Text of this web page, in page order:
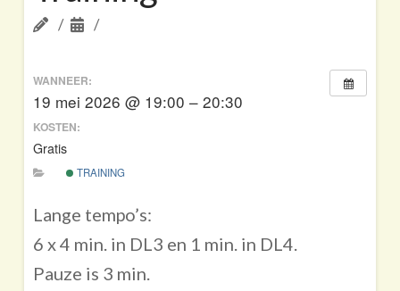
WANNEER:
19 mei 2026 @ 19:00 – 20:30
KOSTEN:
Gratis
TRAINING
Lange tempo’s:
6 x 4 min. in DL3 en 1 min. in DL4.
Pauze is 3 min.